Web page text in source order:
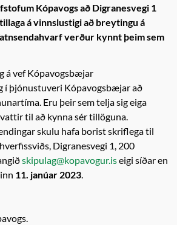
Kópavogs að Digranesvegi 1
á vinnslustigi að breytingu á
verður kynnt þeim sem
á vef Kópavogsbæjar
í þjónustuveri Kópavogsbæjar að
Eru þeir sem telja sig eiga
til að kynna sér tillöguna.
skulu hafa borist skriflega til
Digranesvegi 1, 200
skipulag@kopavogur.iseigi síðar en
11. janúar 2023.